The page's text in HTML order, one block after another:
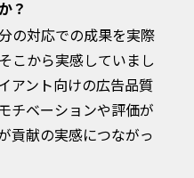
？
の対応での成果を実際
こから実感していまし
アント向けの広告品質
チベーションや評価が
貢献の実感につながっ